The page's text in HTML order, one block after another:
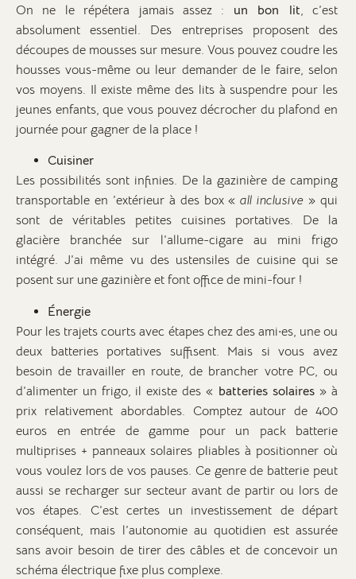
On ne le répétera jamais assez : un bon lit, c’est
absolument essentiel. Des entreprises proposent des
découpes de mousses sur mesure. Vous pouvez coudre les
housses vous-même ou leur demander de le faire, selon
vos moyens. Il existe même des lits à suspendre pour les
jeunes enfants, que vous pouvez décrocher du plafond en
journée pour gagner de la place !
Cuisiner
Les possibilités sont infinies. De la gazinière de camping
transportable en ’extérieur à des box «all inclusive » qui
sont de véritables petites cuisines portatives. De la
glacière branchée sur l’allume-cigare au mini frigo
intégré. J’ai même vu des ustensiles de cuisine qui se
posent sur une gazinière et font office de mini-four !
Énergie
Pour les trajets courts avec étapes chez des ami·es, une ou
deux batteries portatives suffisent. Mais si vous avez
besoin de travailler en route, de brancher votre PC, ou
d’alimenter un frigo, il existe des « batteries solaires » à
prix relativement abordables. Comptez autour de 400
euros en entrée de gamme pour un pack batterie
multiprises + panneaux solaires pliables à positionner où
vous voulez lors de vos pauses. Ce genre de batterie peut
aussi se recharger sur secteur avant de partir ou lors de
vos étapes. C’est certes un investissement de départ
conséquent, mais l’autonomie au quotidien est assurée
sans avoir besoin de tirer des câbles et de concevoir un
schéma électrique fixe plus complexe.